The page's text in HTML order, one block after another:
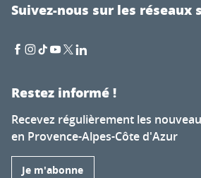
Suivez-nous sur les réseaux
Restez informé !
Recevez régulièrement les
en Provence-Alpes-Côte d'Azur
Je m'abonne